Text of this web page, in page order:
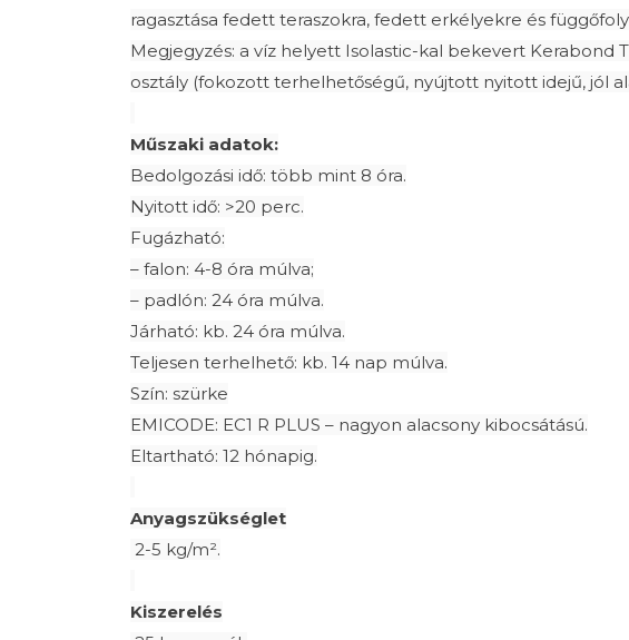
ragasztása fedett teraszokra, fedett erkélyekre és
Megjegyzés: a víz helyett Isolastic-kal bekevert Kerabond
osztály (fokozott terhelhetőségű, nyújtott nyitott idejű, jól
Műszaki adatok:
Bedolgozási idő: több mint 8 óra.
Nyitott idő: >20 perc.
Fugázható:
– falon: 4-8 óra múlva;
– padlón: 24 óra múlva.
Járható: kb. 24 óra múlva.
Teljesen terhelhető: kb. 14 nap múlva.
Szín: szürke
EMICODE: EC1 R PLUS – nagyon alacsony kibocsátású.
Eltartható: 12 hónapig.
Anyagszükséglet
2-5 kg/m².
Kiszerelés